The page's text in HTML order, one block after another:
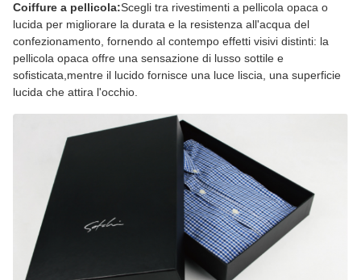
Coiffure a pellicola:Scegli tra rivestimenti a pellicola opaca o
lucida per migliorare la durata e la resistenza all'acqua del
confezionamento, fornendo al contempo effetti visivi distinti: la
pellicola opaca offre una sensazione di lusso sottile e
sofisticata,mentre il lucido fornisce una luce liscia, una superficie
lucida che attira l'occhio.